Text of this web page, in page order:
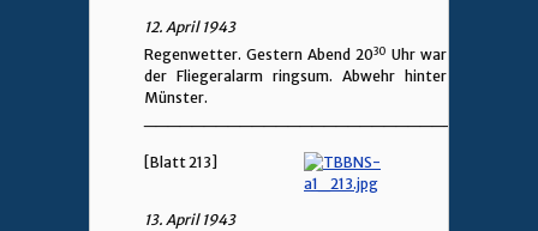
12. April 1943
Regenwetter. Gestern Abend 2030 Uhr war
der Fliegeralarm ringsum. Abwehr hinter
Münster.
[Blatt 213]
13. April 1943